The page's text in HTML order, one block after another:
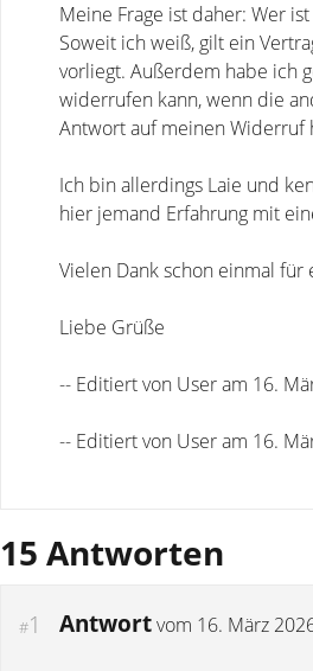
Meine Frage ist daher: Wer
Soweit ich weiß, gilt ein
vorliegt. Außerdem habe ich
widerrufen kann, wenn die
Antwort auf meinen Widerruf
Ich bin allerdings Laie und
hier jemand Erfahrung mit
Vielen Dank schon einmal für
Liebe Grüße
-- Editiert von User am 16.
-- Editiert von User am 16.
15 Antworten
#1 Antwortvom 16. März